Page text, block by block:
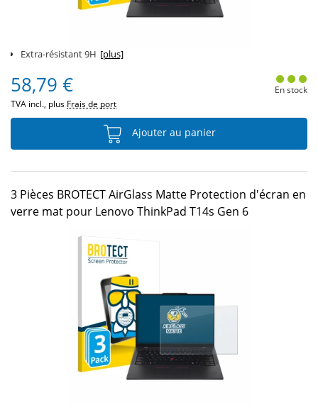
Extra-résistant 9H [plus]
58,79 €
TVA incl., plus Frais de port
En stock
Ajouter au panier
3 Pièces BROTECT AirGlass Matte Protection d'écran en
verre mat pour Lenovo ThinkPad T14s Gen 6